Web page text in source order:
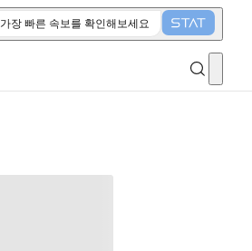
가장 빠른 속보를 확인해보세요